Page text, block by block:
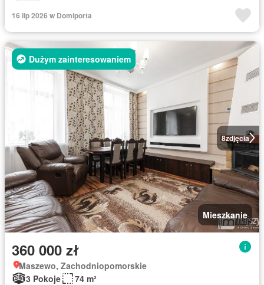
16 lip 2026 w Domiporta
8zdjęcia
Dużym zainteresowaniem
Mieszkanie
360 000 zł
Maszewo, Zachodniopomorskie
3 Pokoje
74 m²